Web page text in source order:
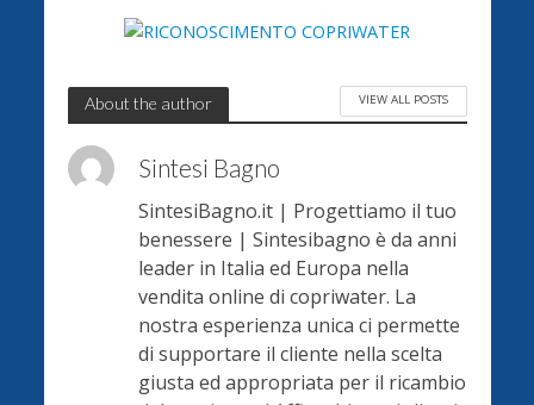
About the author VIEW ALL POSTS
Sintesi Bagno
SintesiBagno.it | Progettiamo il tuo
benessere | Sintesibagno è da anni
leader in Italia ed Europa nella
vendita online di copriwater. La
nostra esperienza unica ci permette
di supportare il cliente nella scelta
giusta ed appropriata per il ricambio